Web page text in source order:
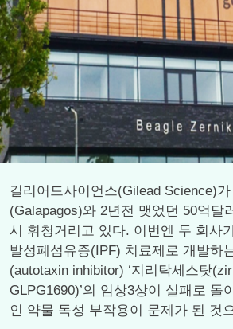
길리어드사이언스(Gilead Science)
(Galapagos)와 2년전 맺었던 50억달
시 휘청거리고 있다. 이번엔 두 회사
발성폐섬유증(IPF) 치료제로 개발하
(autotaxin inhibitor) ‘지리탁세스탓
GLPG1690)’의 임상3상이 실패로 돌
인 약물 독성 부작용이 문제가 된 것